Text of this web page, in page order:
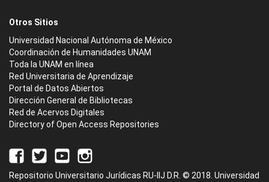
Otros Sitios
Universidad Nacional Autónoma de México
Coordinación de Humanidades UNAM
Toda la UNAM en línea
Red Universitaria de Aprendizaje
Portal de Datos Abiertos
Dirección General de Bibliotecas
Red de Acervos Digitales
Directory of Open Access Repositories
Repositorio Universitario Jurídicas RU-IIJ D.R. © 2018. Universidad